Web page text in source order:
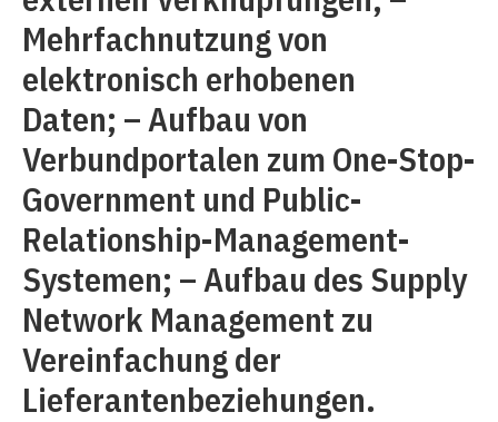
Mehrfachnutzung von
elektronisch erhobenen
Daten; – Aufbau von
Verbundportalen zum One-Stop-
Government und Public-
Relationship-Management-
Systemen; – Aufbau des Supply
Network Management zu
Vereinfachung der
Lieferantenbeziehungen.